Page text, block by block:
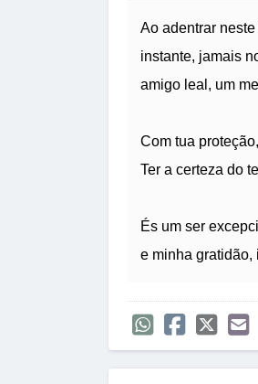
Ao adentrar
instante, jamais
amigo leal, um
Com tua
Ter a certeza do
És um ser
e minha gratidão,